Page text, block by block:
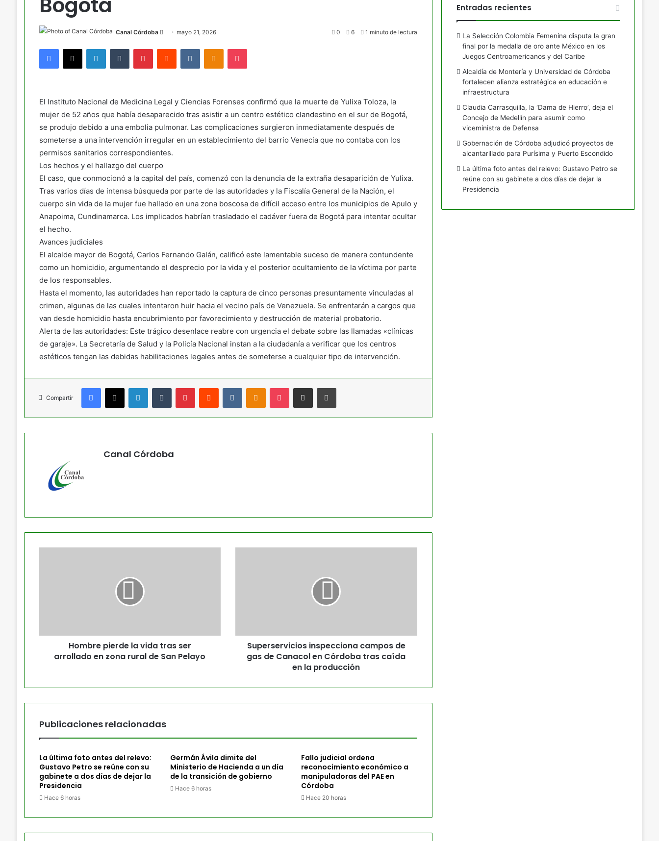
Canal Córdoba Send
email
mayo 21, 2026 0 6 1 minuto de lectura
Facebook
X LinkedInTumblr PinterestReddit VKontakteOdnoklassniki
Pocket
El Instituto Nacional de Medicina Legal y Ciencias Forenses confirmó que la muerte de Yulixa Toloza, la
mujer de 52 años que había desaparecido tras asistir a un centro estético clandestino en el sur de Bogotá,
se produjo debido a una embolia pulmonar. Las complicaciones surgieron inmediatamente después de
someterse a una intervención irregular en un establecimiento del barrio Venecia que no contaba con los
permisos sanitarios correspondientes.
Los hechos y el hallazgo del cuerpo
El caso, que conmocionó a la capital del país, comenzó con la denuncia de la extraña desaparición de Yulixa.
Tras varios días de intensa búsqueda por parte de las autoridades y la Fiscalía General de la Nación, el
cuerpo sin vida de la mujer fue hallado en una zona boscosa de difícil acceso entre los municipios de Apulo y
Anapoima, Cundinamarca. Los implicados habrían trasladado el cadáver fuera de Bogotá para intentar ocultar
el hecho.
Avances judiciales
El alcalde mayor de Bogotá, Carlos Fernando Galán, calificó este lamentable suceso de manera contundente
como un homicidio, argumentando el desprecio por la vida y el posterior ocultamiento de la víctima por parte
de los responsables.
Hasta el momento, las autoridades han reportado la captura de cinco personas presuntamente vinculadas al
crimen, algunas de las cuales intentaron huir hacia el vecino país de Venezuela. Se enfrentarán a cargos que
van desde homicidio hasta encubrimiento por favorecimiento y destrucción de material probatorio.
Alerta de las autoridades: Este trágico desenlace reabre con urgencia el debate sobre las llamadas «clínicas
de garaje». La Secretaría de Salud y la Policía Nacional instan a la ciudadanía a verificar que los centros
estéticos tengan las debidas habilitaciones legales antes de someterse a cualquier tipo de intervención.
Compartir
Facebook
X LinkedInTumblr PinterestReddit VKontakteOdnoklassniki
Pocket Compartir por correo electrónicoImprimir
Canal Córdoba
Hombre pierde la vida tras ser
arrollado en zona rural de San Pelayo
Superservicios inspecciona campos de
gas de Canacol en Córdoba tras caída
en la producción
Publicaciones relacionadas
La última foto antes del relevo:
Gustavo Petro se reúne con su
gabinete a dos días de dejar la
Presidencia
Hace 6 horas
Germán Ávila dimite del
Ministerio de Hacienda a un día
de la transición de gobierno
Hace 6 horas
Fallo judicial ordena
reconocimiento económico a
manipuladoras del PAE en
Córdoba
Hace 20 horas
Entradas recientes
La Selección Colombia Femenina disputa la gran
final por la medalla de oro ante México en los
Juegos Centroamericanos y del Caribe
Alcaldía de Montería y Universidad de Córdoba
fortalecen alianza estratégica en educación e
infraestructura
Claudia Carrasquilla, la ‘Dama de Hierro’, deja el
Concejo de Medellín para asumir como
viceministra de Defensa
Gobernación de Córdoba adjudicó proyectos de
alcantarillado para Purísima y Puerto Escondido
La última foto antes del relevo: Gustavo Petro se
reúne con su gabinete a dos días de dejar la
Presidencia